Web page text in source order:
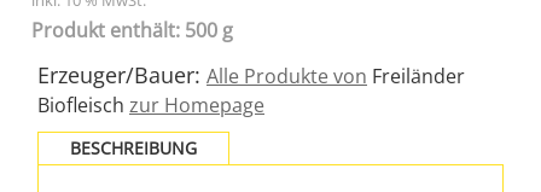
Produkt enthält: 500 g
Erzeuger/Bauer: Alle Produkte von Freiländer
Biofleisch zur Homepage
BESCHREIBUNG